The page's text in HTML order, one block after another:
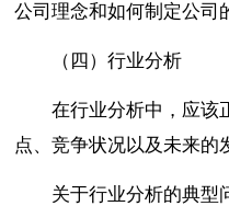
公司理念和如何制定公司
（四）行业分析
在行业分析中，应该
点、竞争状况以及未来的
关于行业分析的典型